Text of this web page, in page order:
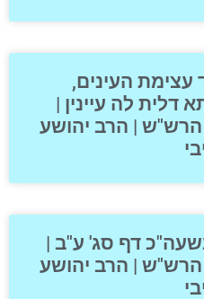
העינים,
לה עיינין |
| הרב יהושע
דף סג' ע"ב |
| הרב יהושע